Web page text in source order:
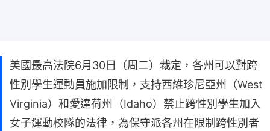
美國最高法院6月30日（周二）裁定，各州可以對跨
性別學生運動員施加限制，支持西維珍尼亞州（West
Virginia）和愛達荷州（Idaho）禁止跨性別學生加入
女子運動校隊的法律，為保守派各州在限制跨性別者